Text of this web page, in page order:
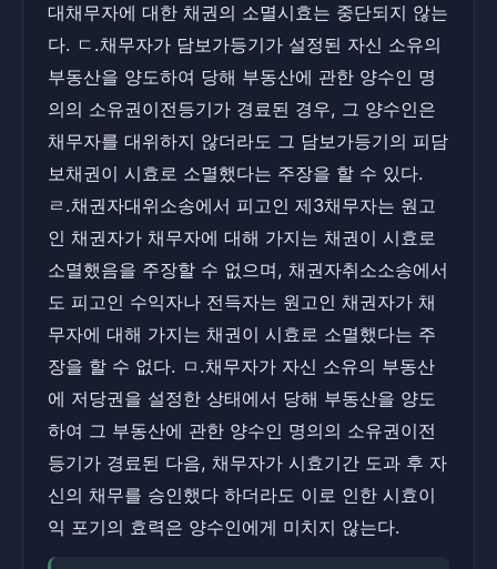
대채무자에 대한 채권의 소멸시효는 중단되지 않는
다. ㄷ.채무자가 담보가등기가 설정된 자신 소유의
부동산을 양도하여 당해 부동산에 관한 양수인 명
의의 소유권이전등기가 경료된 경우, 그 양수인은
채무자를 대위하지 않더라도 그 담보가등기의 피담
보채권이 시효로 소멸했다는 주장을 할 수 있다.
ㄹ.채권자대위소송에서 피고인 제3채무자는 원고
인 채권자가 채무자에 대해 가지는 채권이 시효로
소멸했음을 주장할 수 없으며, 채권자취소소송에서
도 피고인 수익자나 전득자는 원고인 채권자가 채
무자에 대해 가지는 채권이 시효로 소멸했다는 주
장을 할 수 없다. ㅁ.채무자가 자신 소유의 부동산
에 저당권을 설정한 상태에서 당해 부동산을 양도
하여 그 부동산에 관한 양수인 명의의 소유권이전
등기가 경료된 다음, 채무자가 시효기간 도과 후 자
신의 채무를 승인했다 하더라도 이로 인한 시효이
익 포기의 효력은 양수인에게 미치지 않는다.